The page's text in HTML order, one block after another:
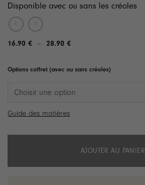
Disponible avec ou sans les créoles
16.90 € – 28.90 €Plage
à
Options coffret (avec ou sans créoles)
Guide des matières
AJOUTER AU PANIER